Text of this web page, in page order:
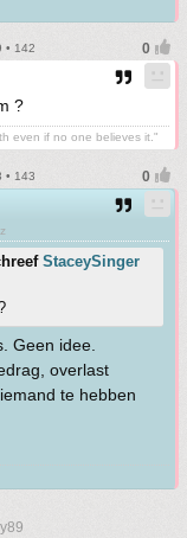
• 142
?
even if no one believes it."
• 143
StaceySinger
Geen idee.
overlast
te hebben